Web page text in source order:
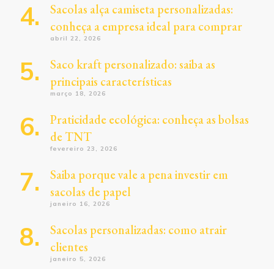
Sacolas alça camiseta personalizadas:
conheça a empresa ideal para comprar
abril 22, 2026
Saco kraft personalizado: saiba as
principais características
março 18, 2026
Praticidade ecológica: conheça as bolsas
de TNT
fevereiro 23, 2026
Saiba porque vale a pena investir em
sacolas de papel
janeiro 16, 2026
Sacolas personalizadas: como atrair
clientes
janeiro 5, 2026